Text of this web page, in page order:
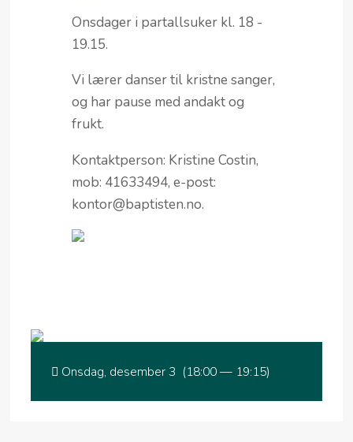
Onsdager i partallsuker kl. 18 -
19.15.
Vi lærer danser til kristne sanger,
og har pause med andakt og
frukt.
Kontaktperson: Kristine Costin,
mob: 41633494, e-post:
kontor@baptisten.no.
Onsdag, desember 3 (18:00 — 19:15)